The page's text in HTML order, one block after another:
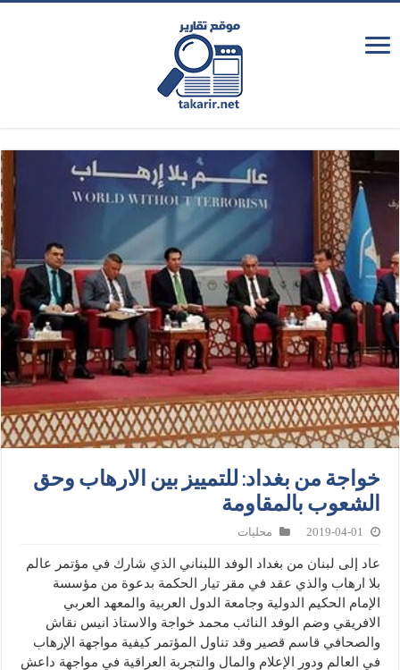
خواجة من بغداد: للتمييز بين الارهاب وحق
الشعوب بالمقاومة
2019-04-01 محليات
عاد إلى لبنان من بغداد الوفد اللبناني الذي شارك في مؤتمر عالم
بلا ارهاب والذي عقد في مقر تيار الحكمة بدعوة من مؤسسة
الإمام الحكيم الدولية وجامعة الدول العربية والمعهد العربي
الافريقي وضم الوفد النائب محمد خواجة والاستاذ انيس نقاش
والصحافي قاسم قصير وقد تناول المؤتمر كيفية مواجهة الإرهاب
في العالم ودور الإعلام والمال والتجربة العراقية في مواجهة داعش